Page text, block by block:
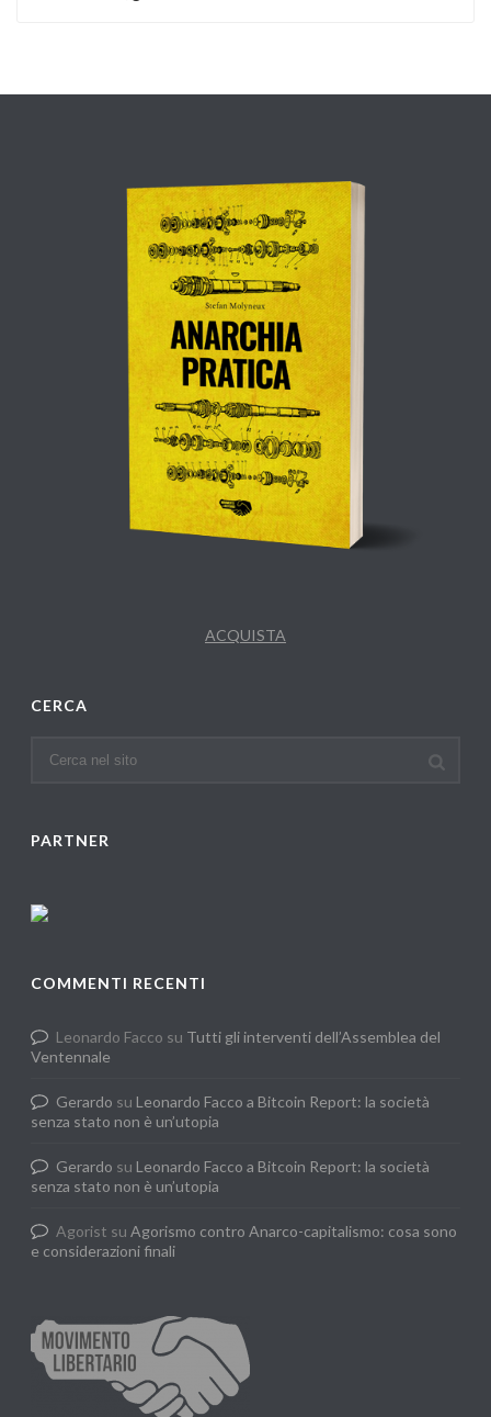
ACQUISTA
CERCA
PARTNER
COMMENTI RECENTI
Leonardo Facco su Tutti gli interventi dell’Assemblea del
Ventennale
Gerardo su Leonardo Facco a Bitcoin Report: la società
senza stato non è un’utopia
Gerardo su Leonardo Facco a Bitcoin Report: la società
senza stato non è un’utopia
Agorist suAgorismo contro Anarco-capitalismo: cosa sono
e considerazioni finali